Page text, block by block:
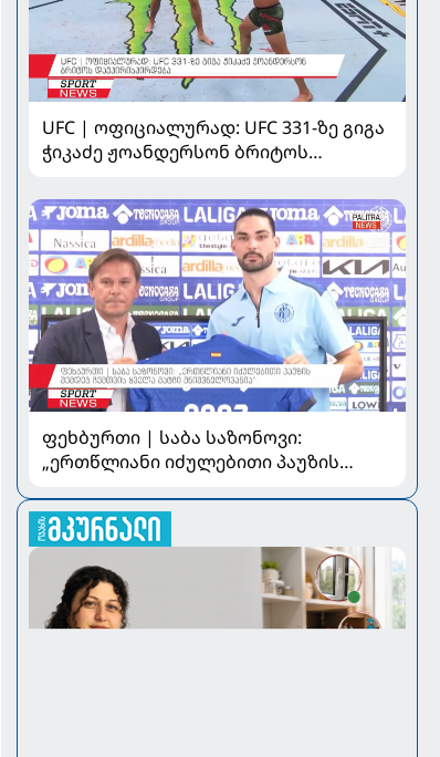
UFC | ოფიციალურად: UFC 331-ზე გიგა
ჭიკაძე ჟოანდერსონ ბრიტოს
ფეხბურთი | საბა საზონოვი:
„ერთწლიანი იძულებითი პაუზის
მნიშვნელოვანია“